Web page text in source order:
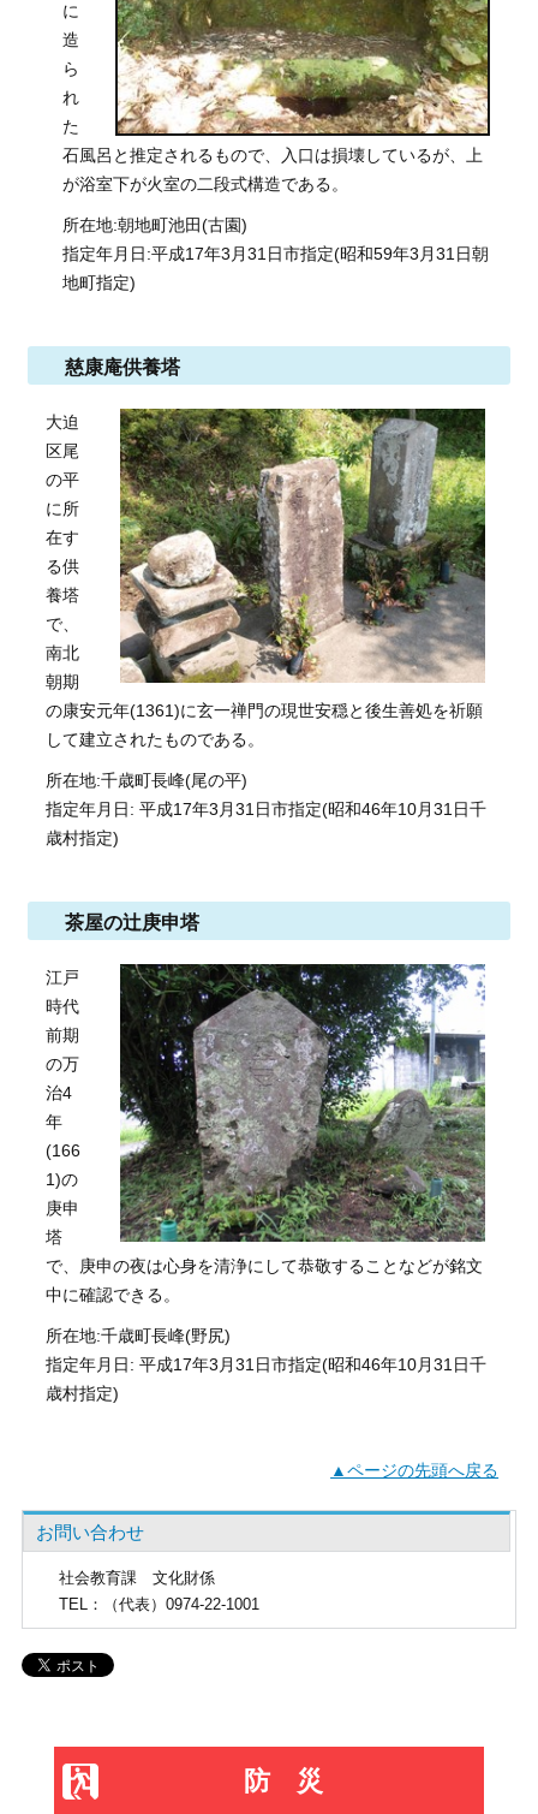
に
造
ら
れ
た
石風呂と推定されるもので、入口は損壊しているが、上
が浴室下が火室の二段式構造である。
所在地:朝地町池田(古園)
指定年月日:平成17年3月31日市指定(昭和59年3月31日朝
地町指定)
慈康庵供養塔
大迫
区尾
の平
に所
在す
る供
養塔
で、
南北
朝期
の康安元年(1361)に玄一禅門の現世安穏と後生善処を祈願
して建立されたものである。
所在地:千歳町長峰(尾の平)
指定年月日: 平成17年3月31日市指定(昭和46年10月31日千
歳村指定)
茶屋の辻庚申塔
江戸
時代
前期
の万
治4
年
(166
1)の
庚申
塔
で、庚申の夜は心身を清浄にして恭敬することなどが銘文
中に確認できる。
所在地:千歳町長峰(野尻)
指定年月日: 平成17年3月31日市指定(昭和46年10月31日千
歳村指定)
▲ページの先頭へ戻る
お問い合わせ
社会教育課
文化財係
TEL：（代表）0974-22-1001
防災